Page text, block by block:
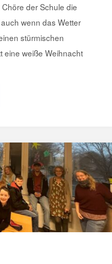
der Schule die
wenn das Wetter
stürmischen
eine weiße Weihnacht